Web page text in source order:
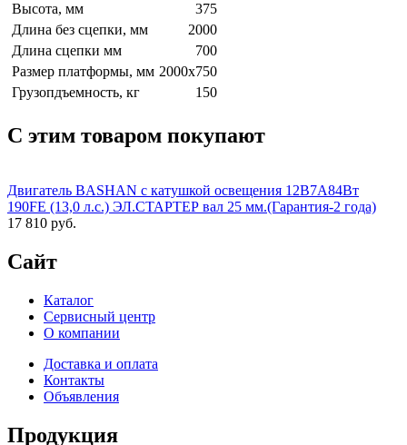
Высота, мм
375
Длина без сцепки, мм
2000
Длина сцепки мм
700
Размер платформы, мм 2000х750
Грузопдъемность, кг
150
С этим товаром покупают
Двигатель BASHAN с катушкой освещения 12В7А84Вт
190FE (13,0 л.с.) ЭЛ.СТАРТЕР вал 25 мм.(Гарантия-2 года)
17 810 руб.
Сайт
Каталог
Сервисный центр
О компании
Доставка и оплата
Контакты
Объявления
Продукция